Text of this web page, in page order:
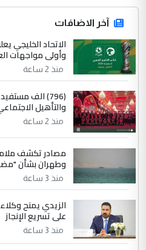
جنسية الرافد الثالث
ابا فرات ...
الموضوع :
الجواهري يرد
مضجعيك يابن الزنا (نص
سردار
التعليق : واحد من
جنسية الرافد الثالث
ابا فرات ...
الجواهري يرد
مضجعيك يابن الزنا (نص
حيدر عاشور
التعليق : تحياتي لك استاذ
دقيق ومسؤول؛
آخر الاضافات
وأولى مواجهات
منذ 2 ساعة
(796) الف
والتأهيل
منذ 2 ساعة
مصادر تكشف
وطهران بشأن
منذ 3 ساعة
الزيدي يمنح
على تسريع الإنجاز
منذ 3 ساعة